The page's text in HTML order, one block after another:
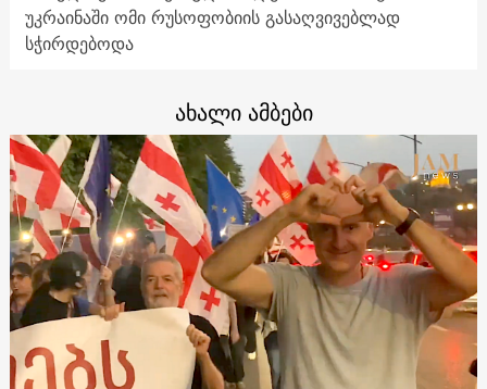
უკრაინაში ომი რუსოფობიის გასაღვივებლად
სჭირდებოდა
ახალი ამბები